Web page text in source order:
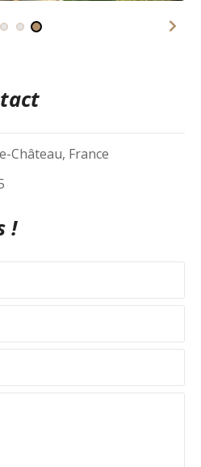
Château, France
!